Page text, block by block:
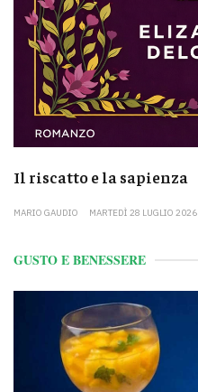
Il riscatto e la sapienza
MARIO GAUDIO MARTEDÌ 28 LUGLIO 2026
GUSTO E BENESSERE